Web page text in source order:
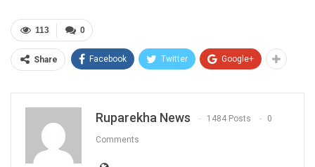
0
113
Share Facebook Twitter Google+
Ruparekha News 1484 Posts 0
Comments